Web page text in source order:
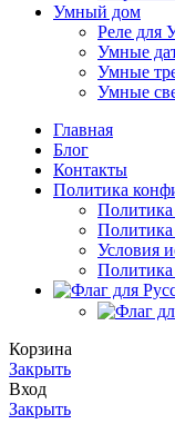
Умный дом
Реле для
Умные
Умные
Умные
Главная
Блог
Контакты
Политика
Политика
Политика
Условия
Политика
Корзина
Закрыть
Вход
Закрыть